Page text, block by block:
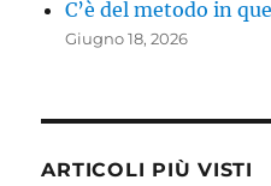
C’è del metodo in
Giugno 18, 2026
ARTICOLI PIÙ VISTI